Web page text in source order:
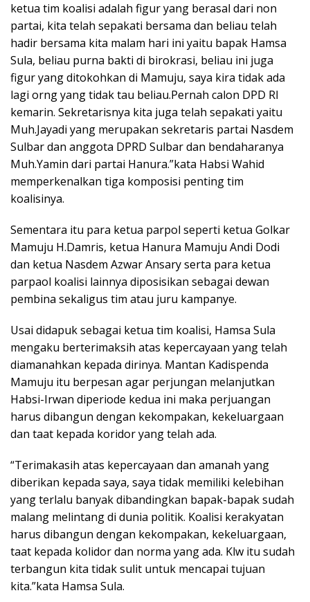
ketua tim koalisi adalah figur yang berasal dari non
partai, kita telah sepakati bersama dan beliau telah
hadir bersama kita malam hari ini yaitu bapak Hamsa
Sula, beliau purna bakti di birokrasi, beliau ini juga
figur yang ditokohkan di Mamuju, saya kira tidak ada
lagi orng yang tidak tau beliau.Pernah calon DPD RI
kemarin. Sekretarisnya kita juga telah sepakati yaitu
Muh.Jayadi yang merupakan sekretaris partai Nasdem
Sulbar dan anggota DPRD Sulbar dan bendaharanya
Muh.Yamin dari partai Hanura.”kata Habsi Wahid
memperkenalkan tiga komposisi penting tim
koalisinya.
Sementara itu para ketua parpol seperti ketua Golkar
Mamuju H.Damris, ketua Hanura Mamuju Andi Dodi
dan ketua Nasdem Azwar Ansary serta para ketua
parpaol koalisi lainnya diposisikan sebagai dewan
pembina sekaligus tim atau juru kampanye.
Usai didapuk sebagai ketua tim koalisi, Hamsa Sula
mengaku berterimaksih atas kepercayaan yang telah
diamanahkan kepada dirinya. Mantan Kadispenda
Mamuju itu berpesan agar perjungan melanjutkan
Habsi-Irwan diperiode kedua ini maka perjuangan
harus dibangun dengan kekompakan, kekeluargaan
dan taat kepada koridor yang telah ada.
“Terimakasih atas kepercayaan dan amanah yang
diberikan kepada saya, saya tidak memiliki kelebihan
yang terlalu banyak dibandingkan bapak-bapak sudah
malang melintang di dunia politik. Koalisi kerakyatan
harus dibangun dengan kekompakan, kekeluargaan,
taat kepada kolidor dan norma yang ada. Klw itu sudah
terbangun kita tidak sulit untuk mencapai tujuan
kita.”kata Hamsa Sula.